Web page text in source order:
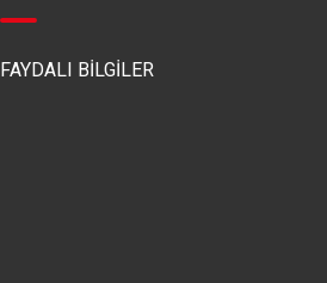
FAYDALI BİLGİLER